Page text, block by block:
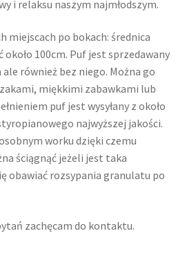
i relaksu naszym najmłodszym.
miejscach po bokach: średnica
około 100cm. Puf jest sprzedawany
również bez niego. Można go
miękkimi zabawkami lub
puf jest wysyłany z około
najwyższej jakości.
worku dzięki czemu
ściągnąć jeżeli jest taka
obawiać rozsypania granulatu po
zachęcam do kontaktu.